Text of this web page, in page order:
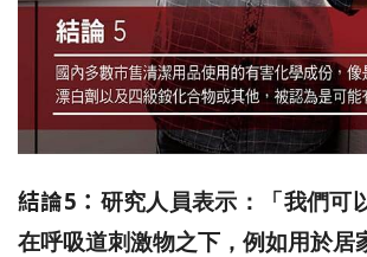
結論5： 研究人員表示：「我們可
在呼吸道刺激物之下，例如用於居